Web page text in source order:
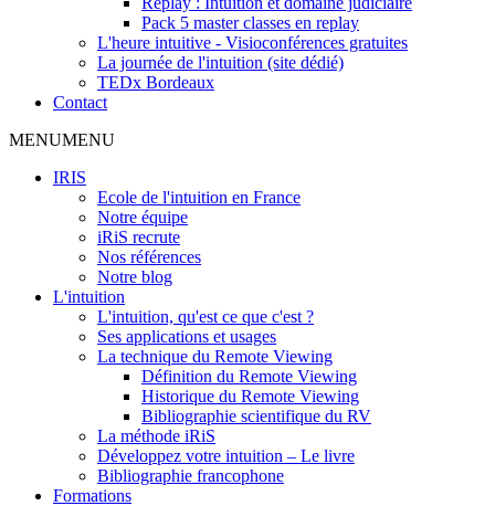
Pack 5 master classes en replay
L'heure intuitive - Visioconférences gratuites
La journée de l'intuition (site dédié)
TEDx Bordeaux
Contact
MENUMENU
IRIS
Ecole de l'intuition en France
Notre équipe
iRiS recrute
Nos références
Notre blog
L'intuition
L'intuition, qu'est ce que c'est ?
Ses applications et usages
La technique du Remote Viewing
Définition du Remote Viewing
Historique du Remote Viewing
Bibliographie scientifique du RV
La méthode iRiS
Développez votre intuition – Le livre
Bibliographie francophone
Formations